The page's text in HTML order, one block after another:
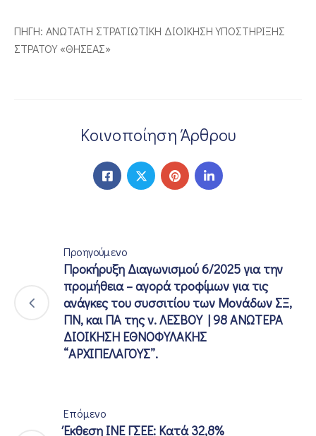
ΠΗΓΗ: ΑΝΩΤΑΤΗ ΣΤΡΑΤΙΩΤΙΚΗ ΔΙΟΙΚΗΣΗ ΥΠΟΣΤΗΡΙΞΗΣ
ΣΤΡΑΤΟΥ «ΘΗΣΕΑΣ»
Κοινοποίηση Άρθρου
Προηγούμενο
Προκήρυξη Διαγωνισμού 6/2025 για την
προμήθεια – αγορά τροφίμων για τις
ανάγκες του συσσιτίου των Μονάδων ΣΞ,
ΠΝ, και ΠΑ της ν. ΛΕΣΒΟΥ | 98 ΑΝΩΤΕΡΑ
ΔΙΟΙΚΗΣΗ ΕΘΝΟΦΥΛΑΚΗΣ
“ΑΡΧΙΠΕΛΑΓΟΥΣ”.
Επόμενο
Έκθεση ΙΝΕ ΓΣΕΕ: Κατά 32,8%